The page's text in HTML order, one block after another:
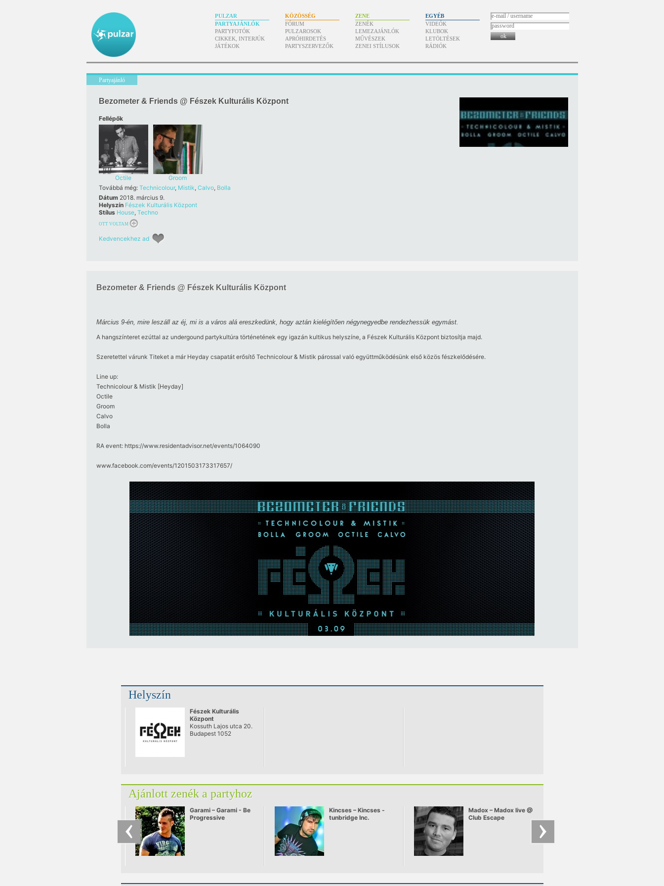
PULZAR
PARTYAJÁNLÓK
PARTYFOTÓK
CIKKEK, INTERJÚK
JÁTÉKOK
KÖZÖSSÉG
FÓRUM
PULZAROSOK
APRÓHIRDETÉS
PARTYSZERVEZŐK
ZENE
ZENÉK
LEMEZAJÁNLÓK
MŰVÉSZEK
ZENEI STÍLUSOK
EGYÉB
VIDEÓK
KLUBOK
LETÖLTÉSEK
RÁDIÓK
ok
Partyajánló
Bezometer & Friends @ Fészek Kulturális Központ
Fellépők
Octile
Groom
Továbbá még: Technicolour, Mistik, Calvo, Bolla
Dátum 2018. március 9.
Helyszín Fészek Kulturális Központ
Stílus House, Techno
OTT VOLTAM
Kedvencekhez ad
Bezometer & Friends @ Fészek Kulturális Központ
Március 9-én, mire leszáll az éj, mi is a város alá ereszkedünk, hogy aztán kielégítően négynegyedbe rendezhessük egymást.
A hangszínteret ezúttal az undergound partykultúra történetének egy igazán kultikus helyszíne, a Fészek Kulturális Központ biztosítja majd.
Szeretettel várunk Titeket a már Heyday csapatát erősítő Technicolour & Mistik párossal való együttműködésünk első közös fészkelődésére.
Line up:
Technicolour & Mistik [Heyday]
Octile
Groom
Calvo
Bolla
RA event: https://www.residentadvisor.net/events/1064090
www.facebook.com/​events/​1201503173317657/​
Helyszín
Fészek Kulturális
Központ
Kossuth Lajos utca 20.
Budapest 1052
Ajánlott zenék a partyhoz
Garami – Garami - Be
Progressive
Kincses – Kincses -
tunbridge Inc.
Madox – Madox live @
Club Escape